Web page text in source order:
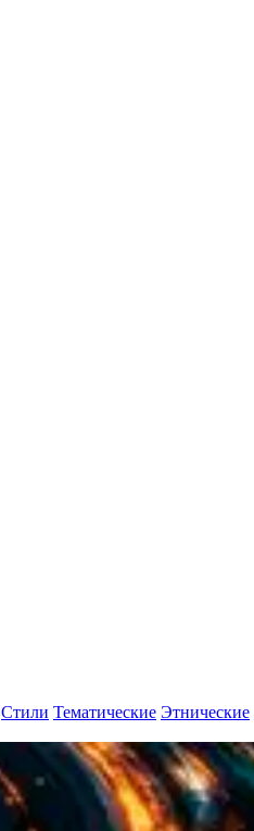
Стили Тематические Этнические